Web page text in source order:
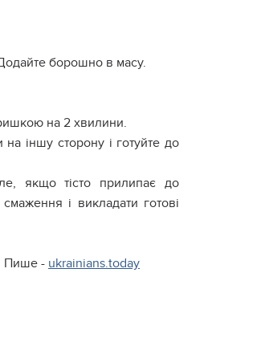
борошно в масу.
на 2 хвилини.
іншу сторону і готуйте до
якщо тісто прилипає до
і викладати готові
Пише - ukrainians.today